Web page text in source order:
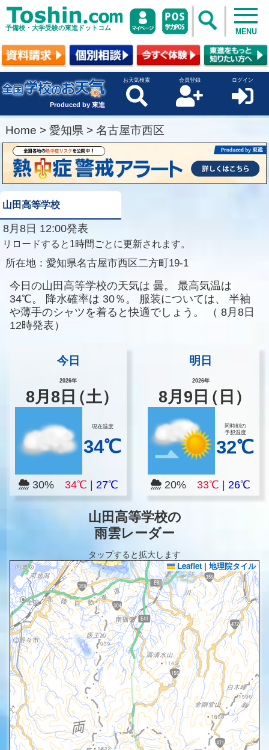
予備校・大学受験の東進ドットコム MENU
Produced by 東進
お天気検索 会員登録 ログイン
Home > 愛知県 > 名古屋市西区
山田高等学校
8月8日 12:00発表
リロードすると1時間ごとに更新されます。
所在地： 愛知県名古屋市西区二方町19-1
今日の山田高等学校の天気は 曇。
最高気温は
34℃。
降水確率は 30％。 服装については、
半袖
や薄手のシャツを着ると快適でしょう。
（ 8月8日
12時発表）
今日
2026年
8月8 日（土）
現在温度
34℃
30% 34℃ 27℃
明日
2026年
8月 9 日（日）
同時刻の
予想温度
32℃
20% 33℃ |26℃
山田高等学校の
雨雲レーダー
タップすると拡大します
Leaflet | 地理院タイル